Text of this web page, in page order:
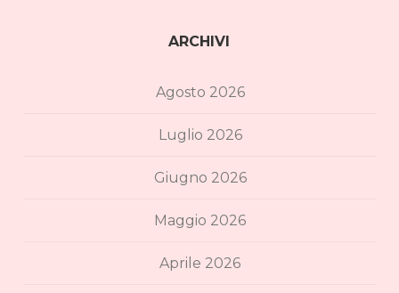
ARCHIVI
Agosto 2026
Luglio 2026
Giugno 2026
Maggio 2026
Aprile 2026